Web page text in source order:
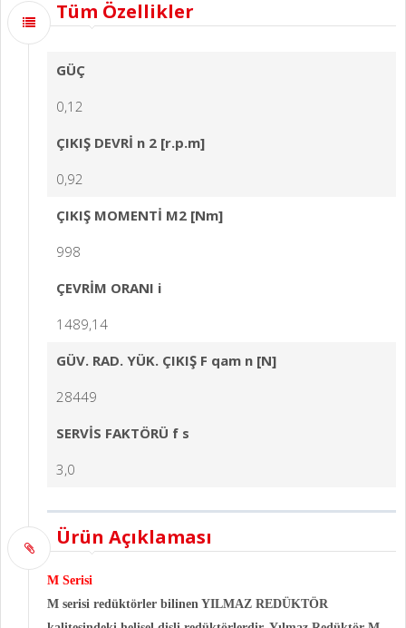
Tüm Özellikler
GÜÇ
0,12
ÇIKIŞ DEVRİ n 2 [r.p.m]
0,92
ÇIKIŞ MOMENTİ M2 [Nm]
998
ÇEVRİM ORANI i
1489,14
GÜV. RAD. YÜK. ÇIKIŞ F qam n [N]
28449
SERVİS FAKTÖRÜ f s
3,0
Ürün Açıklaması
M Serisi
M serisi redüktörler bilinen YILMAZ REDÜKTÖR